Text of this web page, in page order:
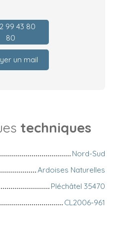
99 43 80
80
un mail
techniques
Nord-Sud
Ardoises Naturelles
Pléchâtel 35470
CL2006-961